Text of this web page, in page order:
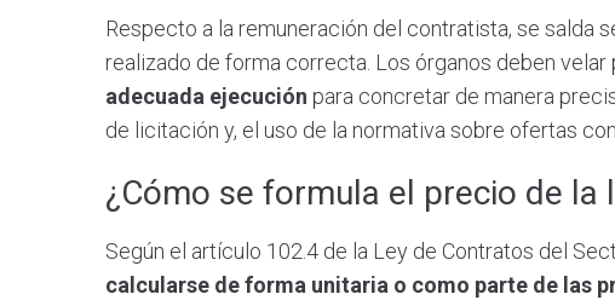
Respecto a la remuneración del contratista, se salda
realizado de forma correcta. Los órganos deben velar
adecuada ejecución para concretar de manera
de licitación y, el uso de la normativa sobre ofertas
¿Cómo se formula el precio de la
Según el artículo 102.4 de la Ley de Contratos del
calcularse de forma unitaria o como parte de las